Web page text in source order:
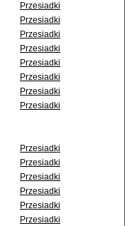
Przesiadki
Przesiadki
Przesiadki
Przesiadki
Przesiadki
Przesiadki
Przesiadki
Przesiadki
Przesiadki
Przesiadki
Przesiadki
Przesiadki
Przesiadki
Przesiadki